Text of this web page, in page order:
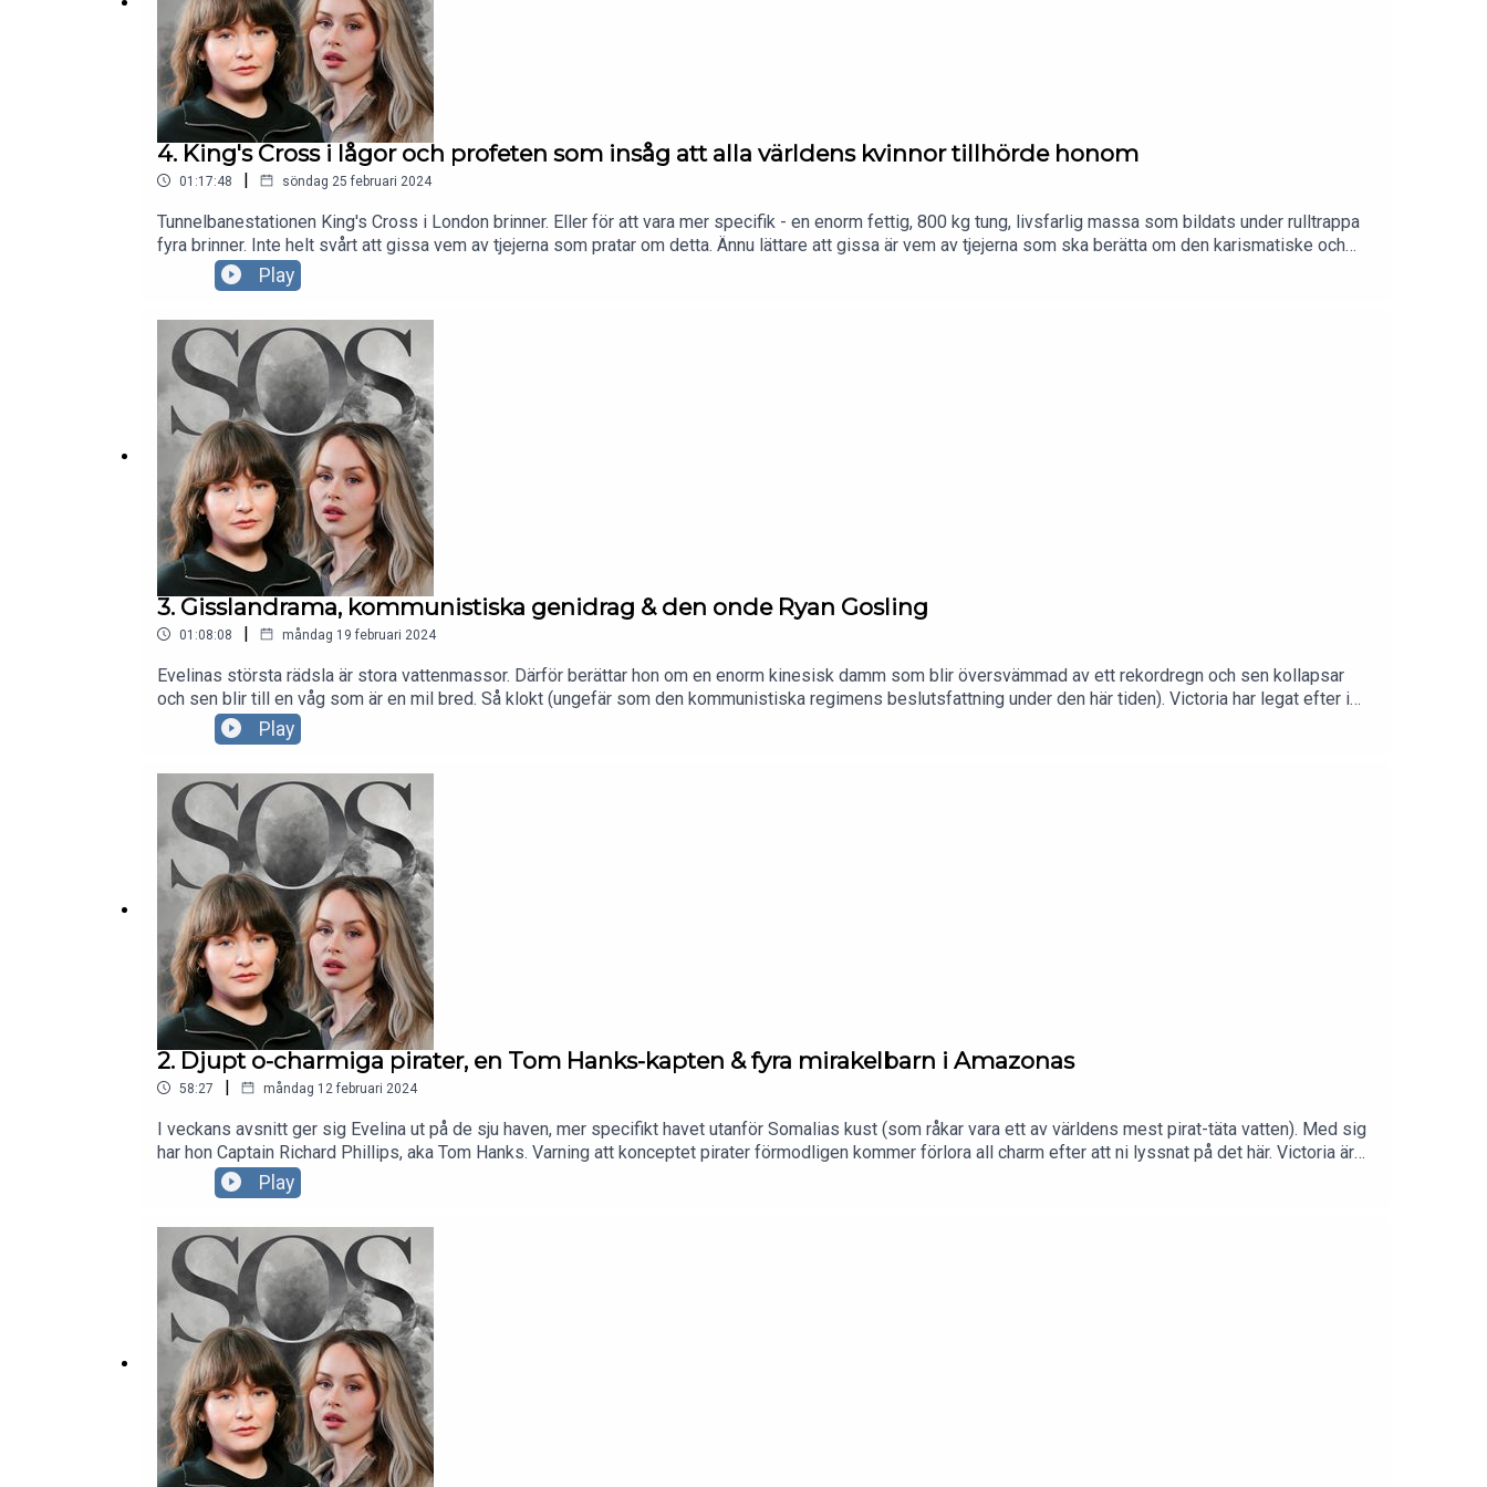
TikTok: @oforklarligafenomen
Programledare – Daniel Murberg och Evelina Johanna. Manus – Matilda Kim Johansson. Originalmusik – Adam Bejstam. Huvudtema – Oscar Wendel. Ljuddesign –
Daniel Murberg. Exekutiv producent – Daniel Murberg. Oförklarliga fenomen görs av podcastbolaget Qast.
4. King's Cross i lågor och profeten som insåg att alla världens kvinnor tillhörde honom
01:17:48 | söndag 25 februari 2024
Tunnelbanestationen King's Cross i London brinner. Eller för att vara mer specifik - en enorm fettig, 800 kg tung, livsfarlig massa som bildats under rulltrappa
fyra brinner. Inte helt svårt att gissa vem av tjejerna som pratar om detta. Ännu lättare att gissa är vem av tjejerna som ska berätta om den karismatiske och
ökände sektledaren David Koresh (aka Guds Heliga Lamm), som får för sig att alla världens kvinnor tillhör honom. Och att jordens undergång har nånting att
göra med FBI. Åk med!
Play
3. Gisslandrama, kommunistiska genidrag & den onde Ryan Gosling
01:08:08 | måndag 19 februari 2024
Evelinas största rädsla är stora vattenmassor. Därför berättar hon om en enorm kinesisk damm som blir översvämmad av ett rekordregn och sen kollapsar
och sen blir till en våg som är en mil bred. Så klokt (ungefär som den kommunistiska regimens beslutsfattning under den här tiden). Victoria har legat efter i
livet den senaste veckan och känner sig oförberedd i typ alla sammanhang. Ett gäng som dock verkar vara mer oförberedda än henne är den tyska polisen. I
alla fall i augusti 1988, när de totalt misslyckas med att hantera ett pågående gisslandrama. Åk med!
Play
2. Djupt o-charmiga pirater, en Tom Hanks-kapten & fyra mirakelbarn i Amazonas
58:27 | måndag 12 februari 2024
I veckans avsnitt ger sig Evelina ut på de sju haven, mer specifikt havet utanför Somalias kust (som råkar vara ett av världens mest pirat-täta vatten). Med sig
har hon Captain Richard Phillips, aka Tom Hanks. Varning att konceptet pirater förmodligen kommer förlora all charm efter att ni lyssnat på det här. Victoria är
återigen i djungeln. Den här gången inte med en galen sektledare, utan med den colombianska militären på jakt efter fyra försvunna barn. Det finns också
shamaner och ayahuasca. Åk med! Känns också svårt att göra en podd om katastrofer utan att nämna det fruktansvärda som pågår i Gaza. Här är länkar till
katastrofer/humanitar-kris-i-gaza/ https://lakareutangranser.se/vad-vi-gor/har-arbetar-vi/palestina
Play